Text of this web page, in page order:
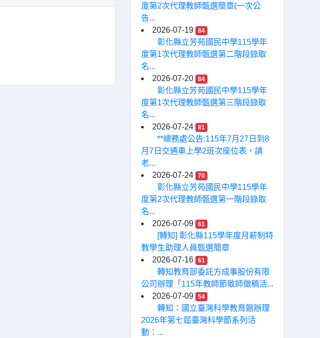
度第2次代理教師甄選簡章(一次公
告...
2026-07-19
84
彰化縣立芳苑國民中學115學年
度第1次代理教師甄選第二階段錄取
名...
2026-07-20
84
彰化縣立芳苑國民中學115學年
度第1次代理教師甄選第三階段錄取
名...
2026-07-24
81
**總務處公告:115年7月27日到8
月7日交通車上學2班次座位表，請
老...
2026-07-24
70
彰化縣立芳苑國民中學115學年
度第2次代理教師甄選第一階段錄取
名...
2026-07-09
61
[轉知] 彰化縣115學年度月薪制特
教學生助理人員甄選簡章
2026-07-16
61
轉知教育部委託方成事股份有限
公司辦理「115年教師節敬師徵稿活...
2026-07-09
54
轉知：國立臺灣科學教育館辦理
2026年第七屆臺灣科學節系列活
動：...